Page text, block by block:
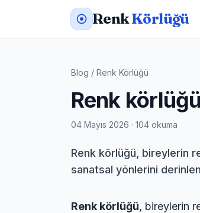
RenkKörlüğü
Blog / Renk Körlüğü
Renk
04 Mayıs 2026 · 104 okuma
Renk körlüğü, bireylerin
sanatsal yönlerini
Renk körlüğü, bireylerin